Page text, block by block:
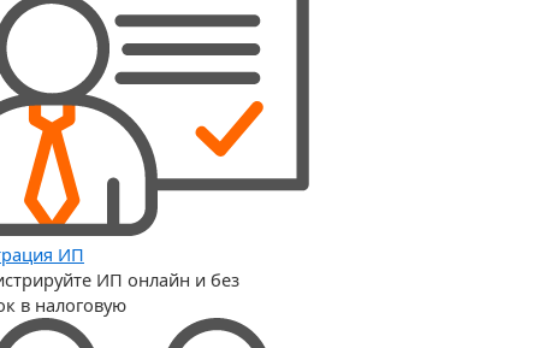
ИП
ИП онлайн и без
в налоговую